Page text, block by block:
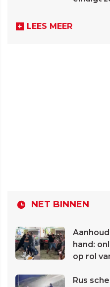
LEES MEER
NET BINNEN
hand:
op rol
Rus